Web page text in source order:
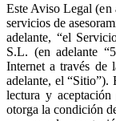
Este Aviso Legal (en
servicios de
adelante, “el
S.L. (en adelante
Internet a través de
adelante, el “Sitio”).
lectura y
otorga la condición